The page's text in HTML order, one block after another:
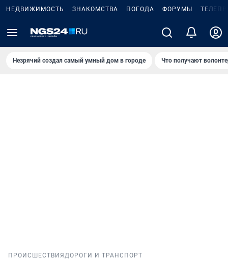
НЕДВИЖИМОСТЬ ЗНАКОМСТВА ПОГОДА ФОРУМЫ
Незрячий создал самый умный дом в городе Что получают
ПРОИСШЕСТВИЯ ДОРОГИ И ТРАНСПОРТ